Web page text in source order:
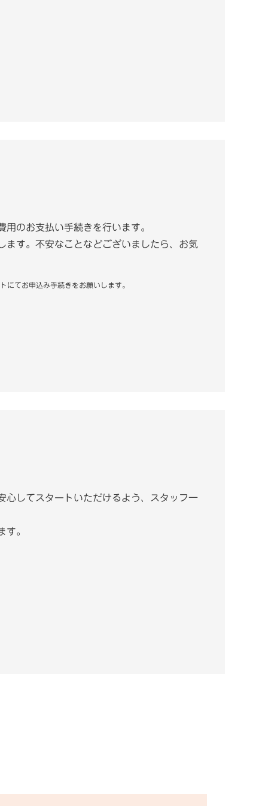
のお支払い手続きを行います。
ます。不安なことなどございましたら、お気
てお申込み手続きをお願いします。
心してスタートいただけるよう、スタッフ一
す。